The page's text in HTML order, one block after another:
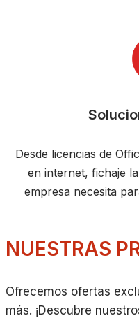
Desde licencias de
en internet, fichaje
empresa necesita
NUESTRAS
Ofrecemos ofertas
más. ¡Descubre